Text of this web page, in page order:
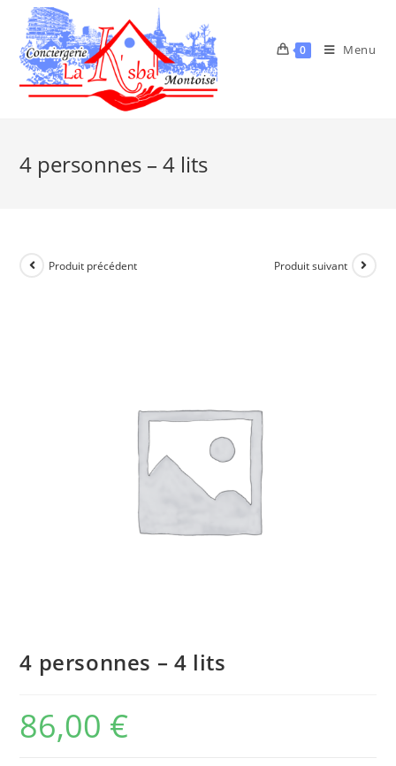
0 Menu
4 personnes – 4 lits
Produit précédent Produit suivant
4 personnes – 4 lits
86,00 €